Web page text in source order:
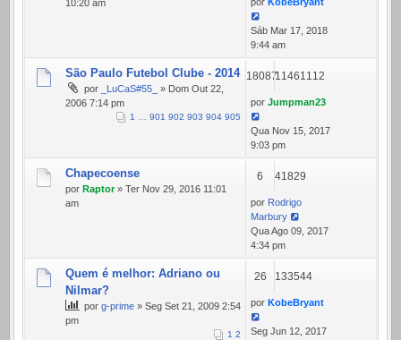
10:20 am
Sáb Mar 17, 2018
9:44 am
São Paulo Futebol Clube - 2014
por _LuCaS#55_
» Dom Out 22,
2006 7:14 pm
1 … 901 902 903 904 905
1808711461112
por Jumpman23
Qua Nov 15, 2017
9:03 pm
Chapecoense
por Raptor» Ter Nov 29, 2016 11:01
am
6 41829
por Rodrigo
Marbury
Qua Ago 09, 2017
4:34 pm
Quem é melhor: Adriano ou
Nilmar?
por g-prime » Seg Set 21, 2009 2:54
pm
1 2
26 133544
por KobeBryant
Seg Jun 12, 2017